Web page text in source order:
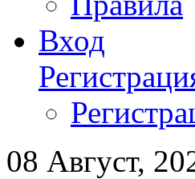
Вход
08 Август,